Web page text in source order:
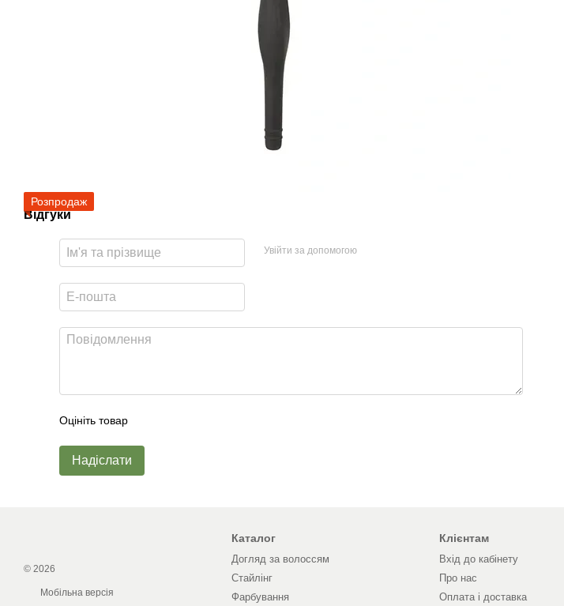
Розпродаж
Відгуки
Увійти за допомогою
Оцініть товар
Надіслати
© 2026
Мобільна версія
Каталог
Догляд за волоссям
Стайлінг
Фарбування
Клієнтам
Вхід до кабінету
Про нас
Оплата і доставка